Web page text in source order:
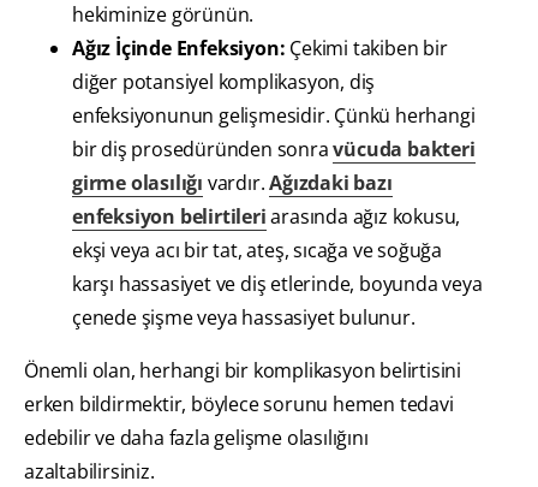
hekiminize görünün.
Ağız İçinde Enfeksiyon: Çekimi takiben bir
diğer potansiyel komplikasyon, diş
enfeksiyonunun gelişmesidir. Çünkü herhangi
bir diş prosedüründen sonravücuda bakteri
girme olasılığı vardır.Ağızdaki bazı
enfeksiyon belirtileriarasında ağız kokusu,
ekşi veya acı bir tat, ateş, sıcağa ve soğuğa
karşı hassasiyet ve diş etlerinde, boyunda veya
çenede şişme veya hassasiyet bulunur.
Önemli olan, herhangi bir komplikasyon belirtisini
erken bildirmektir, böylece sorunu hemen tedavi
edebilir ve daha fazla gelişme olasılığını
azaltabilirsiniz.